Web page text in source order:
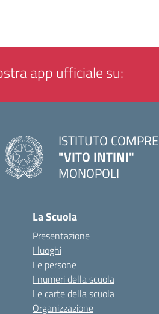
app ufficiale su:
ISTITUTO
"VITO INTINI"
MONOPOLI
La Scuola
Presentazione
I luoghi
Le persone
I numeri della scuola
Le carte della scuola
Organizzazione